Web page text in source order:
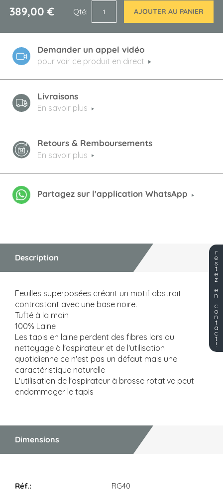
389,00 € Qté AJOUTER AU PANIER
Demander un appel vidéo
pour voir ce produit en direct
Livraisons
En savoir plus
Retours & Remboursements
En savoir plus
Partagez sur l'application WhatsApp
images
gallery
Description
Feuilles superposées créant un motif abstrait
contrastant avec une base noire.
Tufté à la main
100% Laine
Les tapis en laine perdent des fibres lors du
nettoyage à l'aspirateur et de l'utilisation
quotidienne ce n'est pas un défaut mais une
caractéristique naturelle
L'utilisation de l'aspirateur à brosse rotative peut
endommager le tapis
Dimensions
RG40
r
e
s
t
e
z
e
n
c
o
n
t
a
c
t
!